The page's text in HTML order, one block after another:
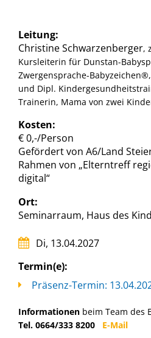
Leitung:
Christine Schwarzenberger,
Kursleiterin für Dunstan-
Zwergensprache-
und Dipl.
Trainerin, Mama von zwei
Kosten:
€ 0,-/Person
Gefördert von A6/Land
Rahmen von „Elterntreff
digital“
Ort:
Seminarraum, Haus des
Di, 13.04.2027
Termin(e):
Präsenz-Termin:
Informationen beim Team des
Tel. 0664/333 8200 E-Mail